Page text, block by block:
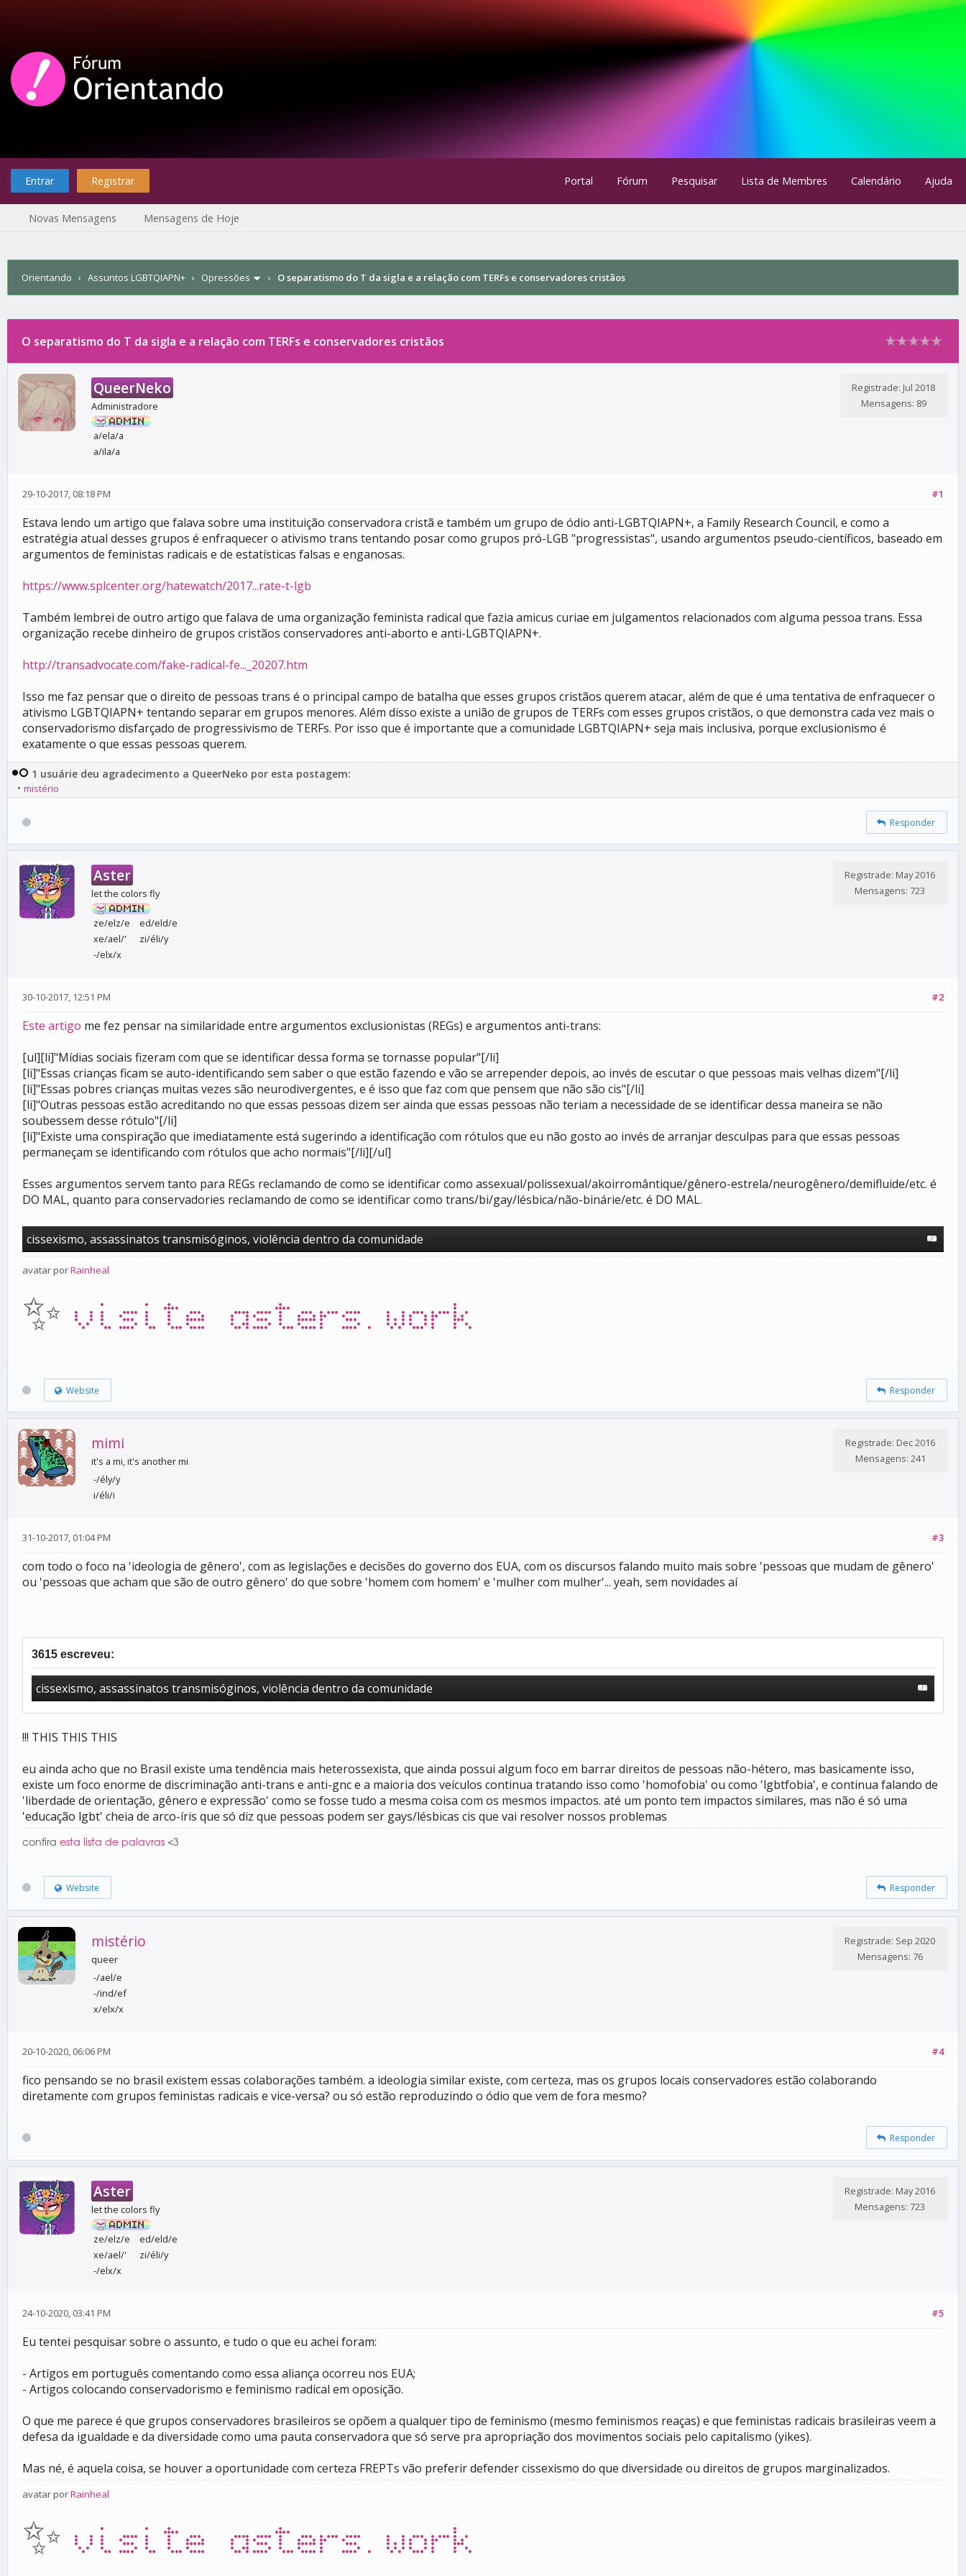
Entrar Registrar Portal Fórum Pesquisar Lista de Membres Calendário Ajuda
Novas Mensagens Mensagens de Hoje
Orientando › Assuntos LGBTQIAPN+ › Opressões › O separatismo do T da sigla e a relação com TERFs e conservadores cristãos
0 votos - 0 média
1
2
3
4
5
O separatismo do T da sigla e a relação com TERFs e conservadores cristãos
QueerNeko
Administradore
a/ela/a
a/ila/a
Registrade: Jul 2018
Mensagens: 89
#1
29-10-2017, 08:18 PM
Estava lendo um artigo que falava sobre uma instituição conservadora cristã e também um grupo de ódio anti-LGBTQIAPN+, a Family Research Council, e como a
estratégia atual desses grupos é enfraquecer o ativismo trans tentando posar como grupos pró-LGB "progressistas", usando argumentos pseudo-científicos, baseado em
argumentos de feministas radicais e de estatísticas falsas e enganosas.
https://www.splcenter.org/hatewatch/2017...rate-t-lgb
Também lembrei de outro artigo que falava de uma organização feminista radical que fazia amicus curiae em julgamentos relacionados com alguma pessoa trans. Essa
organização recebe dinheiro de grupos cristãos conservadores anti-aborto e anti-LGBTQIAPN+.
http://transadvocate.com/fake-radical-fe..._20207.htm
Isso me faz pensar que o direito de pessoas trans é o principal campo de batalha que esses grupos cristãos querem atacar, além de que é uma tentativa de enfraquecer o
ativismo LGBTQIAPN+ tentando separar em grupos menores. Além disso existe a união de grupos de TERFs com esses grupos cristãos, o que demonstra cada vez mais o
conservadorismo disfarçado de progressivismo de TERFs. Por isso que é importante que a comunidade LGBTQIAPN+ seja mais inclusiva, porque exclusionismo é
exatamente o que essas pessoas querem.
1 usuárie deu agradecimento a QueerNeko por esta postagem:
• mistério
Responder
Aster
let the colors fly
ze/elz/e
ed/eld/e
xe/ael/'
zi/éli/y
-/elx/x
Registrade: May 2016
Mensagens: 723
#2
30-10-2017, 12:51 PM
Este artigo me fez pensar na similaridade entre argumentos exclusionistas (REGs) e argumentos anti-trans:
[ul][li]"Mídias sociais fizeram com que se identificar dessa forma se tornasse popular"[/li]
[li]"Essas crianças ficam se auto-identificando sem saber o que estão fazendo e vão se arrepender depois, ao invés de escutar o que pessoas mais velhas dizem"[/li]
[li]"Essas pobres crianças muitas vezes são neurodivergentes, e é isso que faz com que pensem que não são cis"[/li]
[li]"Outras pessoas estão acreditando no que essas pessoas dizem ser ainda que essas pessoas não teriam a necessidade de se identificar dessa maneira se não
soubessem desse rótulo"[/li]
[li]"Existe uma conspiração que imediatamente está sugerindo a identificação com rótulos que eu não gosto ao invés de arranjar desculpas para que essas pessoas
permaneçam se identificando com rótulos que acho normais"[/li][/ul]
Esses argumentos servem tanto para REGs reclamando de como se identificar como assexual/polissexual/akoirromântique/gênero-estrela/neurogênero/demifluide/etc. é
DO MAL, quanto para conservadories reclamando de como se identificar como trans/bi/gay/lésbica/não-binárie/etc. é DO MAL.
cissexismo, assassinatos transmisóginos, violência dentro da comunidade
avatar porRainheal
✨ visite asters.work
Website Responder
mimi
it's a mi, it's another mi
-/ély/y
i/éli/i
Registrade: Dec 2016
Mensagens: 241
#3
31-10-2017, 01:04 PM
com todo o foco na 'ideologia de gênero', com as legislações e decisões do governo dos EUA, com os discursos falando muito mais sobre 'pessoas que mudam de gênero'
ou 'pessoas que acham que são de outro gênero' do que sobre 'homem com homem' e 'mulher com mulher'... yeah, sem novidades aí
3615 escreveu:
cissexismo, assassinatos transmisóginos, violência dentro da comunidade
!!! THIS THIS THIS
eu ainda acho que no Brasil existe uma tendência mais heterossexista, que ainda possui algum foco em barrar direitos de pessoas não-hétero, mas basicamente isso,
existe um foco enorme de discriminação anti-trans e anti-gnc e a maioria dos veículos continua tratando isso como 'homofobia' ou como 'lgbtfobia', e continua falando de
'liberdade de orientação, gênero e expressão' como se fosse tudo a mesma coisa com os mesmos impactos. até um ponto tem impactos similares, mas não é só uma
'educação lgbt' cheia de arco-íris que só diz que pessoas podem ser gays/lésbicas cis que vai resolver nossos problemas
confira esta lista de palavras <3
Website Responder
mistério
queer
-/ael/e
-/ind/ef
x/elx/x
Registrade: Sep 2020
Mensagens: 76
#4
20-10-2020, 06:06 PM
fico pensando se no brasil existem essas colaborações também. a ideologia similar existe, com certeza, mas os grupos locais conservadores estão colaborando
diretamente com grupos feministas radicais e vice-versa? ou só estão reproduzindo o ódio que vem de fora mesmo?
Responder
Aster
let the colors fly
ze/elz/e
ed/eld/e
xe/ael/'
zi/éli/y
-/elx/x
Registrade: May 2016
Mensagens: 723
#5
24-10-2020, 03:41 PM
Eu tentei pesquisar sobre o assunto, e tudo o que eu achei foram:
- Artigos em português comentando como essa aliança ocorreu nos EUA;
- Artigos colocando conservadorismo e feminismo radical em oposição.
O que me parece é que grupos conservadores brasileiros se opõem a qualquer tipo de feminismo (mesmo feminismos reaças) e que feministas radicais brasileiras veem a
defesa da igualdade e da diversidade como uma pauta conservadora que só serve pra apropriação dos movimentos sociais pelo capitalismo (yikes).
Mas né, é aquela coisa, se houver a oportunidade com certeza FREPTs vão preferir defender cissexismo do que diversidade ou direitos de grupos marginalizados.
avatar porRainheal
✨ visite asters.work